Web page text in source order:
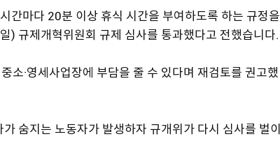
간마다 20분 이상 휴식 시간을 부여하도록 하는 규정을
) 규제개혁위원회 규제 심사를 통과했다고 전했습니다.
소·영세사업장에 부담을 줄 수 있다며 재검토를 권고했
숨지는 노동자가 발생하자 규개위가 다시 심사를 벌이